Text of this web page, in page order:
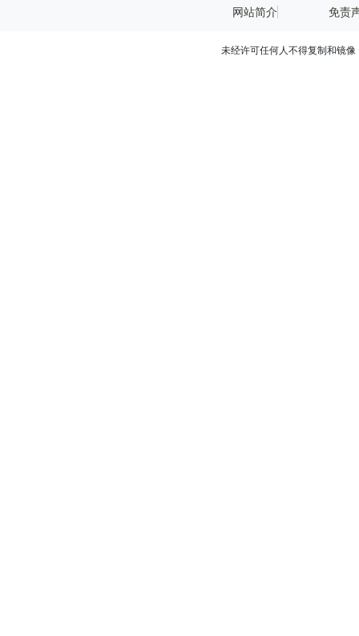
网站简介 免责
未经许可任何人不得复制和镜